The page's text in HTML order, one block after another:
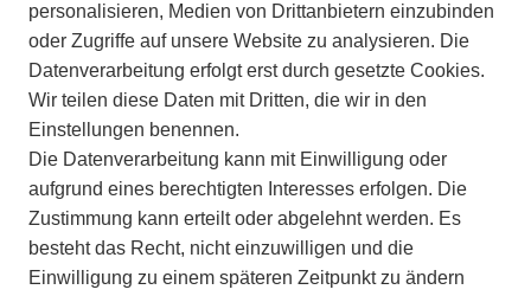
ZAHLUNGSARTEN
VERSAND
BATTERIEENTSORGUNG
VERANSTALTUNGEN
APOTHEKERSCHRANK
personalisieren, Medien von Drittanbietern einzubinden
oder Zugriffe auf unsere Website zu analysieren. Die
Datenverarbeitung erfolgt erst durch gesetzte Cookies.
Wir teilen diese Daten mit Dritten, die wir in den
Einstellungen benennen.
Die Datenverarbeitung kann mit Einwilligung oder
aufgrund eines berechtigten Interesses erfolgen. Die
Zustimmung kann erteilt oder abgelehnt werden. Es
besteht das Recht, nicht einzuwilligen und die
Einwilligung zu einem späteren Zeitpunkt zu ändern